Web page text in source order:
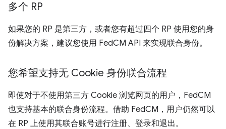
多个 RP
如果您的 RP 是第三方，或者您有超过四个 RP 使用您的身
份解决方案，建议您使用 FedCM API 来实现联合身份。
您希望支持无 Cookie 身份联合流程
即使对于不使用第三方 Cookie 浏览网页的用户，FedCM
也支持基本的联合身份流程。借助 FedCM，用户仍然可以
在 RP 上使用其联合账号进行注册、登录和退出。